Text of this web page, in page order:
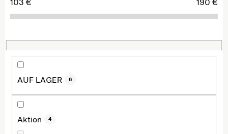
103 € 190 €
AUF LAGER 6
Aktion 4